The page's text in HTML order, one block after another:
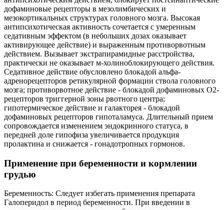
дофаминовые рецепторы в мезолимбических и
мезокортикальных структурах головного мозга. Высокая
антипсихотическая активность сочетается с умеренным
седативным эффектом (в небольших дозах оказывает
активирующее действие) и выраженным противорвотным
действием. Вызывает экстрапирамидные расстройства,
практически не оказывает м-холиноблокирующего действия.
Седативное действие обусловлено блокадой альфа-
адренорецепторов ретикулярной формации ствола головного
мозга; противорвотное действие - блокадой дофаминовых О2-
рецепторов триггерной зоны рвотного центра;
гипотермическое действие и галакторея - блокадой
дофаминовых рецепторов гипоталамуса. Длительный прием
сопровождается изменением эндокринного статуса, в
передней доле гипофиза увеличивается продукция
пролактина и снижается - гонадотропных гормонов.
Применение при беременности и кормлении
грудью
Беременность: Следует избегать применения препарата
Галоперидол в период беременности. При введении в